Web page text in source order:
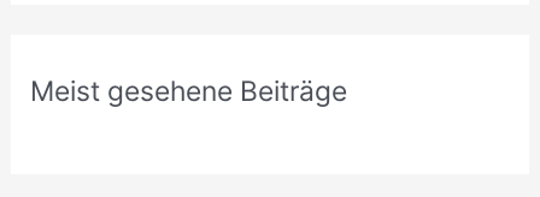
Meist gesehene Beiträge